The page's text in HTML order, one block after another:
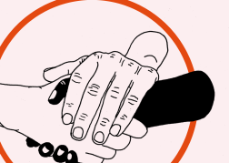
durch die
Nordirak am 3.
Hakeema Taha:
meinen manche,
solange der IS